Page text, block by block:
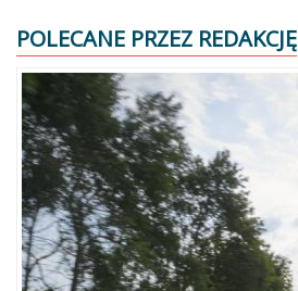
POLECANE PRZEZ REDAKCJĘ